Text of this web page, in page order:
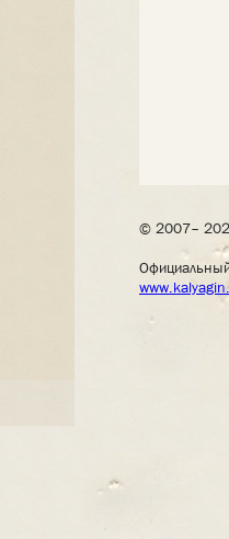
© 2007–